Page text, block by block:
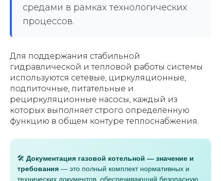
средами в рамках технологических
процессов.
Для поддержания стабильной
гидравлической и тепловой работы системы
используются сетевые, циркуляционные,
подпиточные, питательные и
рециркуляционные насосы, каждый из
которых выполняет строго определенную
функцию в общем контуре теплоснабжения.
🛠️ Документация газовой котельной — значение и
требования — это полный комплект нормативных и
технических документов, обеспечивающий безопасную